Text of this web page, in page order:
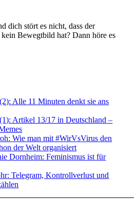
dich stört es nicht, dass der
Bewegtbild hat? Dann höre es
Alle 11 Minuten denkt sie ans
Artikel 13/17 in Deutschland –
Wie man mit #WirVsVirus den
der Welt organisiert
Dornheim: Feminismus ist für
Telegram, Kontrollverlust und